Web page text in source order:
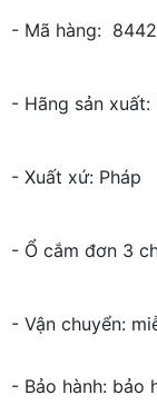
- Mã hàng:
- Hãng sản xuất:
- Xuất xứ: Pháp
- Ổ cắm đơn 3
- Vận chuyển:
- Bảo hành: bảo